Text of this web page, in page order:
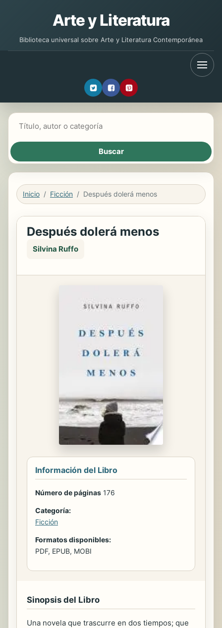
Arte y Literatura
Biblioteca universal sobre Arte y Literatura Contemporánea
Inicio Ficción Después dolerá menos
Después dolerá menos
Silvina Ruffo
Información del Libro
Número de páginas 176
Categoría:
Ficción
Formatos disponibles:
PDF, EPUB, MOBI
Sinopsis del Libro
Una novela que trascurre en dos tiempos; que